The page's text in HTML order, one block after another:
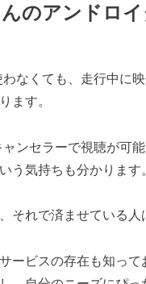
のアンドロイ
なくても、走行中に
ます。
ンセラーで視聴が可
う気持ちも分かります
それで済ませている人
ービスの存在も知って